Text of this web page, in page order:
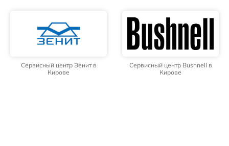
Сервисный центр Зенит в
Кирове
Сервисный центр Bushnell в
Кирове